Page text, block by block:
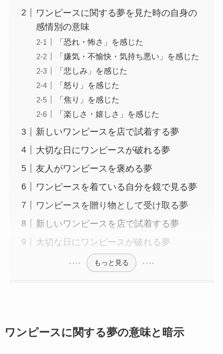
ワンピースに関する夢を見た時の自身の
感情別の意味
「恐れ・怖さ」を感じた
「嫌気・不愉快・気持ち悪い」を感じた
「悲しみ」を感じた
「怒り」を感じた
「焦り」を感じた
「楽しさ・嬉しさ」を感じた
新しいワンピースを店で試着する夢
大切な日にワンピースが破れる夢
友人がワンピースを褒める夢
ワンピースを着ている自分を鏡で見る夢
ワンピースを贈り物として受け取る夢
新しいワンピースを店で試着する夢
大切な日にワンピースが破れる夢
もっと見る
ワンピースに関する夢の意味と暗示